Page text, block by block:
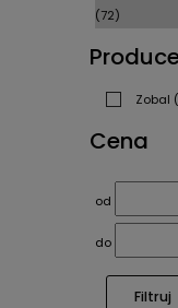
(72)
Zobal
Cena
od
do
Filtruj